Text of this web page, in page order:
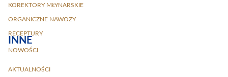
KOREKTORY MŁYNARSKIE
ORGANICZNE NAWOZY
RECEPTURY
INNE
NOWOŚCI
AKTUALNOŚCI